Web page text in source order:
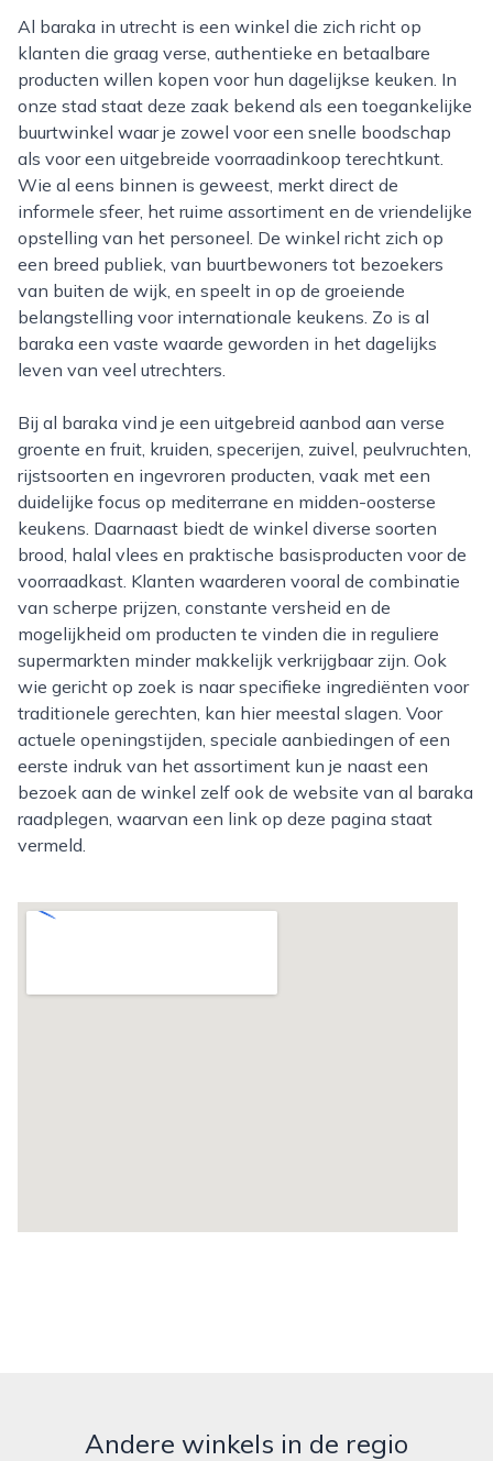
Al baraka in utrecht is een winkel die zich richt op
klanten die graag verse, authentieke en betaalbare
producten willen kopen voor hun dagelijkse keuken. In
onze stad staat deze zaak bekend als een toegankelijke
buurtwinkel waar je zowel voor een snelle boodschap
als voor een uitgebreide voorraadinkoop terechtkunt.
Wie al eens binnen is geweest, merkt direct de
informele sfeer, het ruime assortiment en de vriendelijke
opstelling van het personeel. De winkel richt zich op
een breed publiek, van buurtbewoners tot bezoekers
van buiten de wijk, en speelt in op de groeiende
belangstelling voor internationale keukens. Zo is al
baraka een vaste waarde geworden in het dagelijks
leven van veel utrechters.
Bij al baraka vind je een uitgebreid aanbod aan verse
groente en fruit, kruiden, specerijen, zuivel, peulvruchten,
rijstsoorten en ingevroren producten, vaak met een
duidelijke focus op mediterrane en midden-oosterse
keukens. Daarnaast biedt de winkel diverse soorten
brood, halal vlees en praktische basisproducten voor de
voorraadkast. Klanten waarderen vooral de combinatie
van scherpe prijzen, constante versheid en de
mogelijkheid om producten te vinden die in reguliere
supermarkten minder makkelijk verkrijgbaar zijn. Ook
wie gericht op zoek is naar specifieke ingrediënten voor
traditionele gerechten, kan hier meestal slagen. Voor
actuele openingstijden, speciale aanbiedingen of een
eerste indruk van het assortiment kun je naast een
bezoek aan de winkel zelf ook de website van al baraka
raadplegen, waarvan een link op deze pagina staat
vermeld.
Andere winkels in de regio